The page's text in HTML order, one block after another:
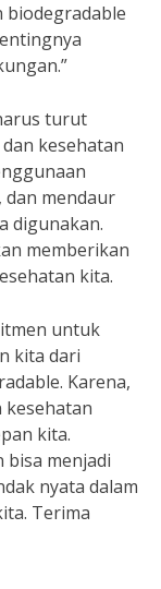
turut
kesehatan
dan mendaur
digunakan.
memberikan
kita.
untuk
kita dari
Karena,
kesehatan
kita.
bisa menjadi
nyata dalam
Terima